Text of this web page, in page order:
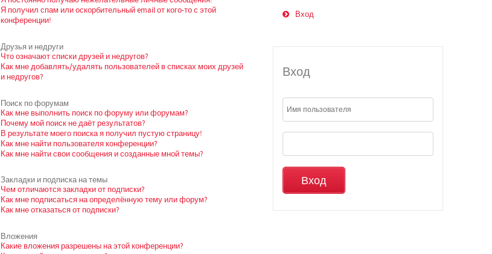
Я получил спам или оскорбительный email от кого-то с этой
конференции!
Друзья и недруги
Что означают списки друзей и недругов?
Как мне добавлять/удалять пользователей в списках моих друзей
и недругов?
Поиск по форумам
Как мне выполнить поиск по форуму или форумам?
Почему мой поиск не даёт результатов?
В результате моего поиска я получил пустую страницу!
Как мне найти пользователя конференции?
Как мне найти свои сообщения и созданные мной темы?
Закладки и подписка на темы
Чем отличаются закладки от подписки?
Как мне подписаться на определённую тему или форум?
Как мне отказаться от подписки?
Вложения
Какие вложения разрешены на этой конференции?
Вход
Вход